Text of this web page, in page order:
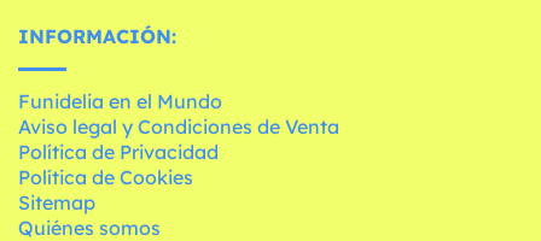
INFORMACIÓN:
Funidelia en el Mundo
Aviso legal y Condiciones de Venta
Política de Privacidad
Política de Cookies
Sitemap
Quiénes somos